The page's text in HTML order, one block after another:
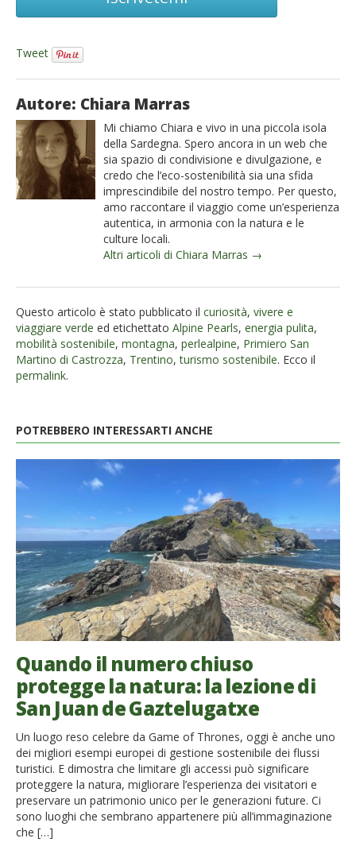
Tweet
Autore: Chiara Marras
Mi chiamo Chiara e vivo in una piccola isola
della Sardegna. Spero ancora in un web che
sia spazio di condivisione e divulgazione, e
credo che l’eco-sostenibilità sia una sfida
imprescindibile del nostro tempo. Per questo,
amo raccontare il viaggio come un’esperienza
autentica, in armonia con la natura e le
culture locali.
Altri articoli di Chiara Marras →
Questo articolo è stato pubblicato il curiosità, vivere e
viaggiare verde ed etichettato Alpine Pearls, energia pulita,
mobilità sostenibile, montagna, perlealpine, Primiero San
Martino di Castrozza, Trentino,turismo sostenibile. Ecco il
permalink.
POTREBBERO INTERESSARTI ANCHE
Quando il numero chiuso
protegge la natura: la lezione di
San Juan de Gaztelugatxe
Un luogo reso celebre da Game of Thrones, oggi è anche uno
dei migliori esempi europei di gestione sostenibile dei flussi
turistici. E dimostra che limitare gli accessi può significare
proteggere la natura, migliorare l’esperienza dei visitatori e
preservare un patrimonio unico per le generazioni future. Ci
sono luoghi che sembrano appartenere più all’immaginazione
che […]